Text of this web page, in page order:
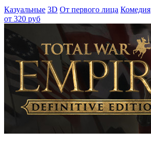
Казуальные 3D От первого лица Комедия
от 320 руб